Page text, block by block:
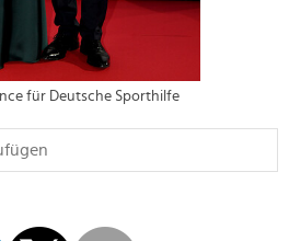
für Deutsche Sporthilfe